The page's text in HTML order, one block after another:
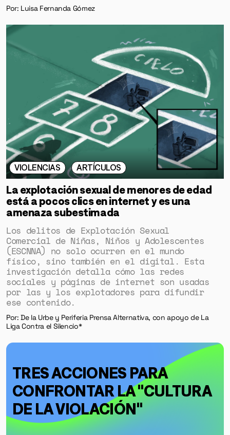
Por: Luisa Fernanda Gómez
VIOLENCIAS ARTÍCULOS
La explotación sexual de menores de edad
está a pocos clics en internet y es una
amenaza subestimada
Los delitos de Explotación Sexual
Comercial de Niñas, Niños y Adolescentes
(ESCNNA) no solo ocurren en el mundo
físico, sino también en el digital. Esta
investigación detalla cómo las redes
sociales y páginas de internet son usadas
por las y los explotadores para difundir
ese contenido.
Por: De la Urbe y Periferia Prensa Alternativa, con apoyo de La
Liga Contra el Silencio*
TRES ACCIONES PARA
CONFRONTAR LA "CULTURA
DE LA VIOLACIÓN"